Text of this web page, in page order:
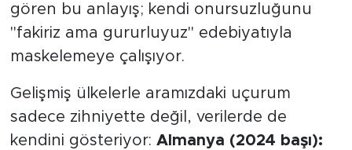
gören bu anlayış; kendi onursuzluğunu
"fakiriz ama gururluyuz" edebiyatıyla
maskelemeye çalışıyor.
Gelişmiş ülkelerle aramızdaki uçurum
sadece zihniyette değil, verilerde de
kendini gösteriyor: Almanya (2024 başı):